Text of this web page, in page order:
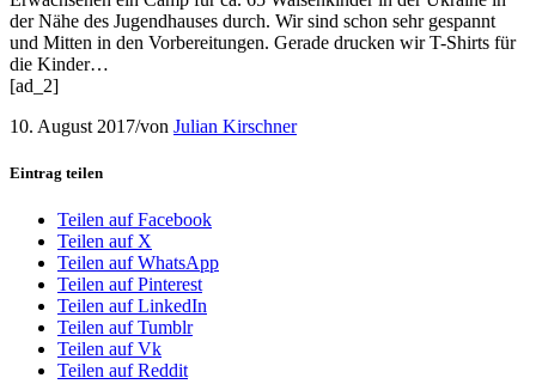
der Nähe des Jugendhauses durch. Wir sind schon sehr gespannt
und Mitten in den Vorbereitungen. Gerade drucken wir T-Shirts für
die Kinder…
[ad_2]
10. August 2017/von Julian Kirschner
Eintrag teilen
Teilen auf Facebook
Teilen auf X
Teilen auf WhatsApp
Teilen auf Pinterest
Teilen auf LinkedIn
Teilen auf Tumblr
Teilen auf Vk
Teilen auf Reddit